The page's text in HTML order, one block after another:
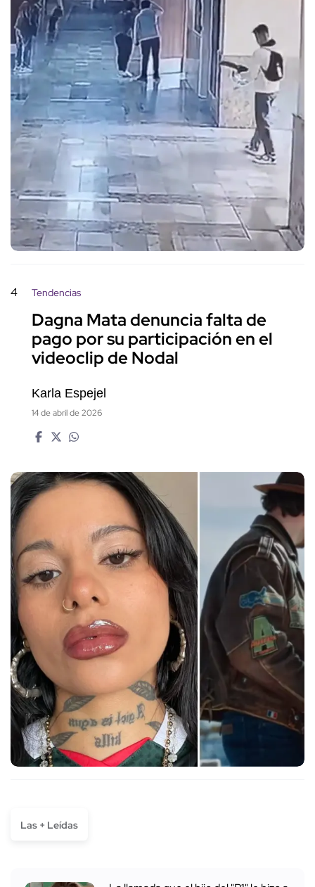
4 Tendencias
Dagna Mata denuncia falta de
pago por su participación en el
videoclip de Nodal
Karla Espejel
14 de abril de 2026
Las + Leídas